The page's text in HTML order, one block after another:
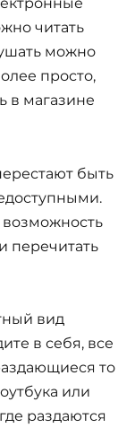
читать
можно
просто,
в магазине
быть
возможность
перечитать
вид
в себя, все
то
или
раздаются